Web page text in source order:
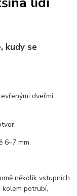
jak se zbavit vos
kudy se
dveřmi
6–7 mm.
několik vstupních
kolem potrubí,